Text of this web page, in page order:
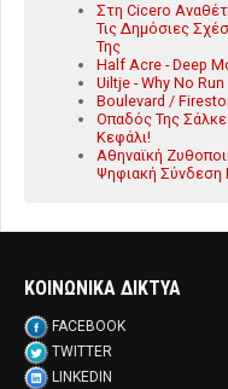
Στη Cicero
Τις Δημόσιες
Της
Half Acre - Deep
Uiltje - Why No
Boulevard /
Οπαδός Της
Κεφάλι!
Αθηναϊκή
Ψηφιακή Σύνδεση
ΚΟΙΝΩΝΙΚΑ ΔΙΚΤΥΑ
FACEBOOK
TWITTER
LINKEDIN